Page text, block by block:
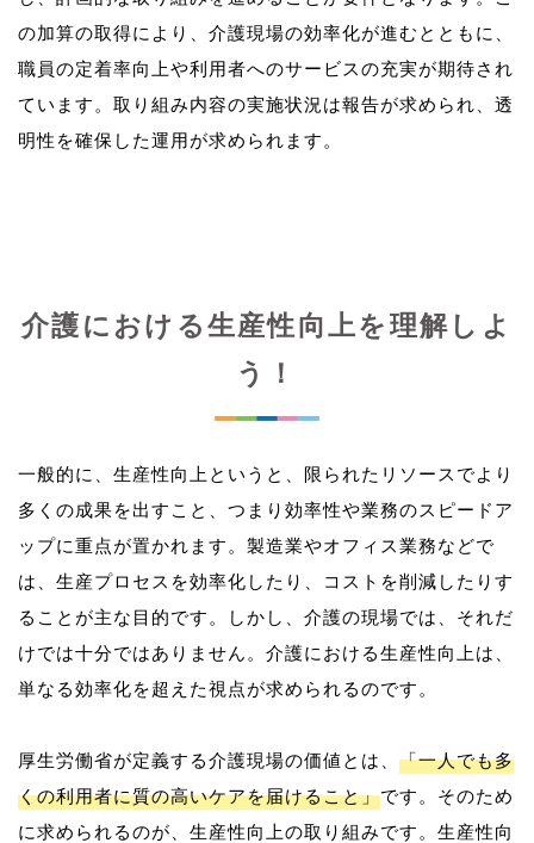
の加算の取得により、介護現場の効率化が進むとともに、
職員の定着率向上や利用者へのサービスの充実が期待され
ています。取り組み内容の実施状況は報告が求められ、透
介護における生産性向上を理解しよ
う！
一般的に、生産性向上というと、限られたリソースでより
多くの成果を出すこと、つまり効率性や業務のスピードア
ップに重点が置かれます。製造業やオフィス業務などで
は、生産プロセスを効率化したり、コストを削減したりす
ることが主な目的です。しかし、介護の現場では、それだ
けでは十分ではありません。介護における生産性向上は、
単なる効率化を超えた視点が求められるのです。
厚生労働省が定義する介護現場の価値とは、 「一人でも多
くの利用者に質の高いケアを届けること」です。そのため
に求められるのが、生産性向上の取り組みです。生産性向